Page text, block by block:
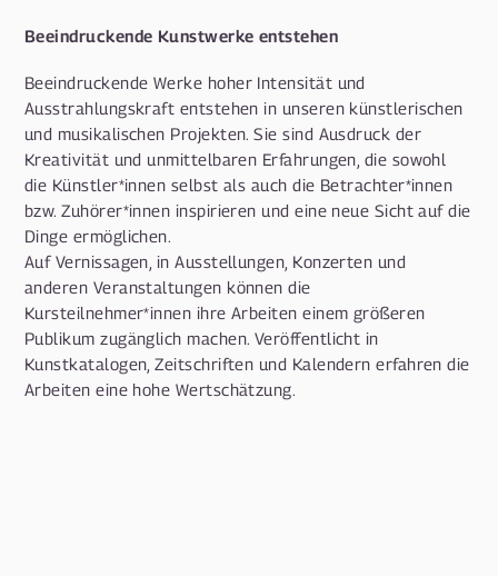
Beeindruckende Kunstwerke entstehen
Beeindruckende Werke hoher Intensität und
Ausstrahlungskraft entstehen in unseren künstlerischen
und musikalischen Projekten. Sie sind Ausdruck der
Kreativität und unmittelbaren Erfahrungen, die sowohl
die Künstler*innen selbst als auch die Betrachter*innen
bzw. Zuhörer*innen inspirieren und eine neue Sicht auf die
Dinge ermöglichen.
Auf Vernissagen, in Ausstellungen, Konzerten und
anderen Veranstaltungen können die
Kursteilnehmer*innen ihre Arbeiten einem größeren
Publikum zugänglich machen. Veröffentlicht in
Kunstkatalogen, Zeitschriften und Kalendern erfahren die
Arbeiten eine hohe Wertschätzung.